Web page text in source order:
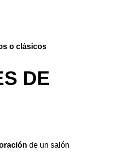
o clásicos
DE
de un salón